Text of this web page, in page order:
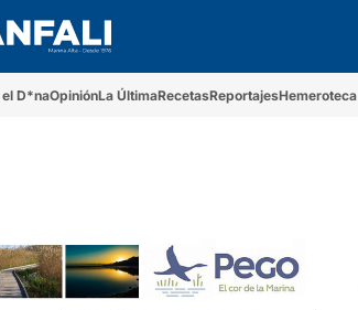
D*naOpiniónLa ÚltimaRecetasReportajesHemeroteca